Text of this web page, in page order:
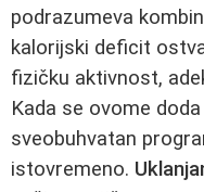
podrazumeva
kalorijski deficit
fizičku aktivnost,
Kada se ovome doda
sveobuhvatan
istovremeno.